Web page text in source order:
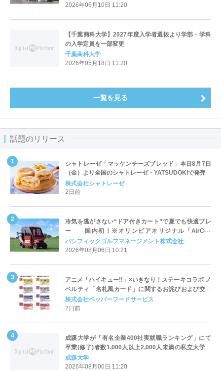
2026年06月10日 11:20
【千葉商科大学】2027年度入学者選抜より学部・学科
の入学定員を一部変更
千葉商科大学
2026年05月18日 11:20
一覧を見る
話題のリリース
シャトレーゼ「マッケンチーズブレッド」本日8月7日
（金）より全国のシャトレーゼ・YATSUDOKIで発売
株式会社シャトレーゼ
2日前
冷気を逃がさない“ドア付きカート”で夏でも快適プレ
ー 国内初！※オリンピアオリジナル「AirCon
Cart（エアコンカート）」導入 | ＰＧＭ
パシフィックゴルフマネージメント株式会社
2026年08月06日 10:21
アニメ「ハイキュー!!」×いきなり！ステーキコラボ ノ
ベルティ「名札風カード」に関するお詫びおよび交換
対応についてのご案内
株式会社ペッパーフードサービス
2日前
成蹊大学が「有名企業400社実就職ランキング」にて
卒業(修了)者数1,000人以上2,000人未満の私立大学で
全国第1位を獲得！～実就職率は26.5%（前年比＋
4.3pt）に伸長、東京の私立大学でも10位にランクイン
成蹊大学
2026年08月06日 11:20